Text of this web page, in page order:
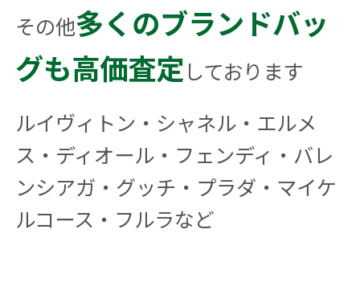
その他多くのブランドバッ
グも高価査定しております
ルイヴィトン・シャネル・エルメ
ス・ディオール・フェンディ・バレ
ンシアガ・グッチ・プラダ・マイケ
ルコース・フルラなど